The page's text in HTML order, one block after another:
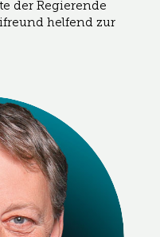
der Regierende
helfend zur